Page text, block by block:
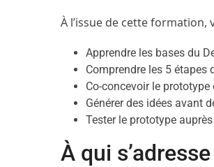
À l’issue de cette formation,
Apprendre les bases du
Comprendre les 5 étapes
Co-concevoir le
Générer des idées avant
Tester le prototype
À qui